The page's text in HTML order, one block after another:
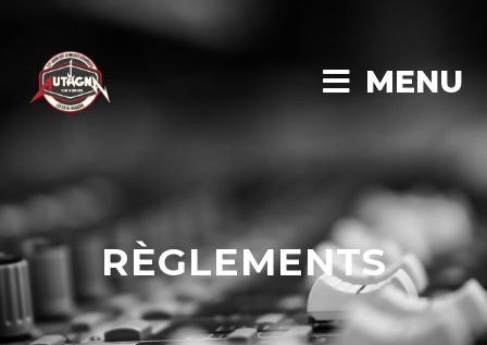
MENU
RÈGLEMENTS